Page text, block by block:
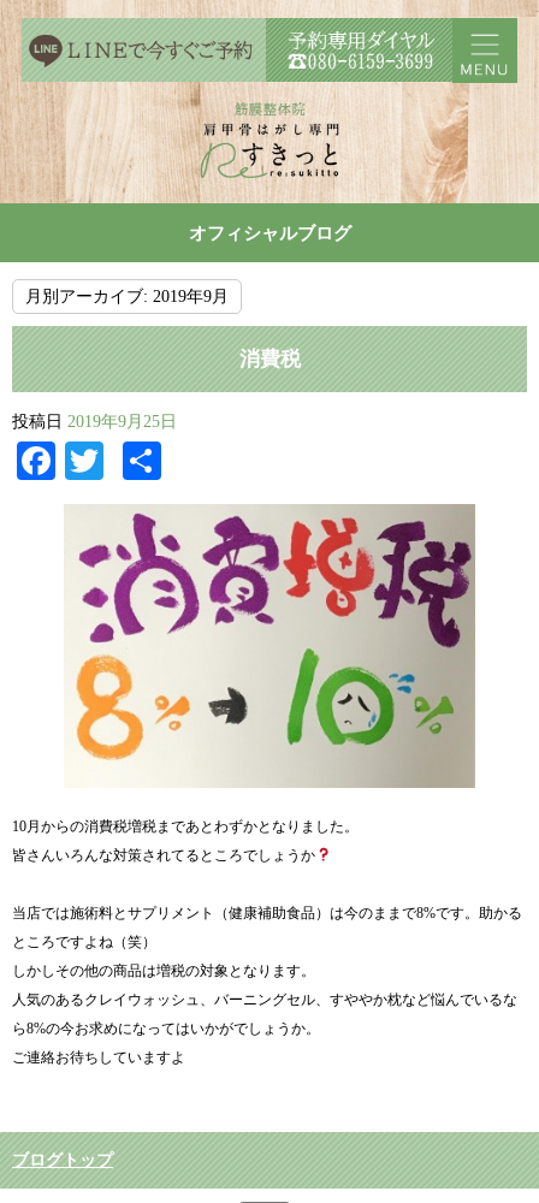
オフィシャルブログ
月別アーカイブ: 2019年9月
消費税
投稿日 2019年9月25日
Facebook
Twitter
有
10月からの消費税増税まであとわずかとなりました。
皆さんいろんな対策されてるところでしょうか
当店では施術料とサプリメント（健康補助食品）は今のままで8%です。助かる
ところですよね（笑）
しかしその他の商品は増税の対象となります。
人気のあるクレイウォッシュ、バーニングセル、すややか枕など悩んでいるな
ら8%の今お求めになってはいかがでしょうか。
ご連絡お待ちしていますよ
ブログトップ